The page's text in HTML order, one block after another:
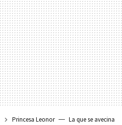
Princesa Leonor La que se avecina